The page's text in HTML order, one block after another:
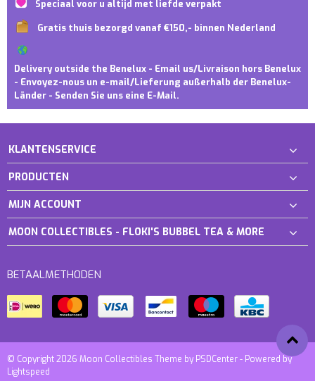
Speciaal voor u altijd met liefde verpakt
Gratis thuis bezorgd vanaf €150,- binnen Nederland
Delivery outside the Benelux - Email us/Livraison hors Benelux
- Envoyez-nous un e-mail/Lieferung außerhalb der Benelux-
Länder - Senden Sie uns eine E-Mail.
KLANTENSERVICE
PRODUCTEN
MIJN ACCOUNT
MOON COLLECTIBLES - FLOKI'S BUBBEL TEA & MORE
BETAALMETHODEN
© Copyright 2026 Moon Collectibles Theme by PSDCenter- Powered by
Lightspeed